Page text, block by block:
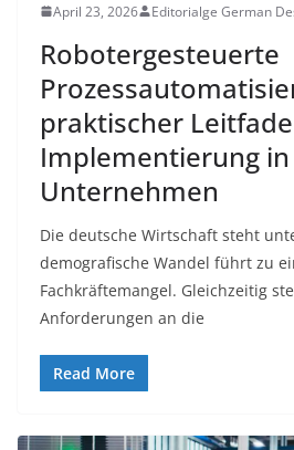
April 23, 2026 Editorialge German
Robotergesteuerte
praktischer
Implementierung
Unternehmen
Die deutsche Wirtschaft steht
demografische Wandel führt zu
Fachkräftemangel. Gleichzeitig
Anforderungen an die
Read More